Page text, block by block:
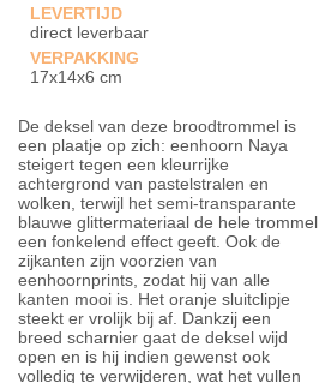
LEVERTIJD
direct leverbaar
VERPAKKING
17x14x6 cm
De deksel van deze broodtrommel is
een plaatje op zich: eenhoorn Naya
steigert tegen een kleurrijke
achtergrond van pastelstralen en
wolken, terwijl het semi-transparante
blauwe glittermateriaal de hele trommel
een fonkelend effect geeft. Ook de
zijkanten zijn voorzien van
eenhoornprints, zodat hij van alle
kanten mooi is. Het oranje sluitclipje
steekt er vrolijk bij af. Dankzij een
breed scharnier gaat de deksel wijd
open en is hij indien gewenst ook
volledig te verwijderen, wat het vullen